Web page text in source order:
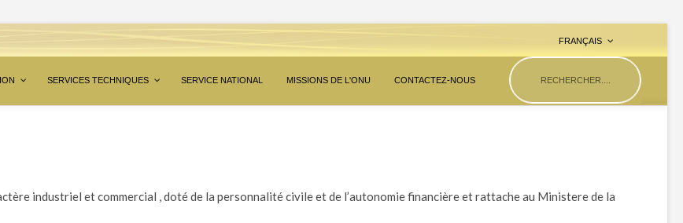
FRANÇAIS
SERVICES TECHNIQUES SERVICE NATIONAL MISSIONS DE L'ONU CONTACTEZ-NOUS
industriel et commercial , doté de la personnalité civile et de l’autonomie financière et rattache au Ministere de la